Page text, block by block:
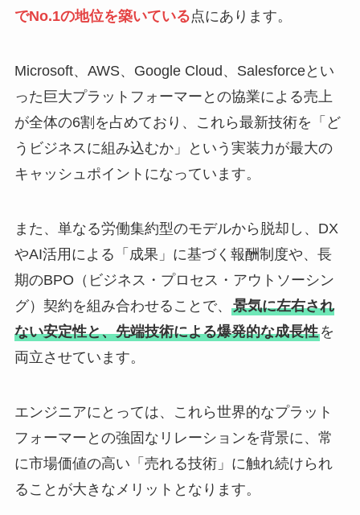
でNo.1の地位を築いている点にあります。
Microsoft、AWS、Google Cloud、Salesforceとい
った巨大プラットフォーマーとの協業による売上
が全体の6割を占めており、これら最新技術を「ど
うビジネスに組み込むか」という実装力が最大の
キャッシュポイントになっています。
また、単なる労働集約型のモデルから脱却し、DX
やAI活用による「成果」に基づく報酬制度や、長
期のBPO（ビジネス・プロセス・アウトソーシン
グ）契約を組み合わせることで、 景気に左右され
ない安定性と、先端技術による爆発的な成長性を
両立させています。
エンジニアにとっては、これら世界的なプラット
フォーマーとの強固なリレーションを背景に、常
に市場価値の高い「売れる技術」に触れ続けられ
ることが大きなメリットとなります。